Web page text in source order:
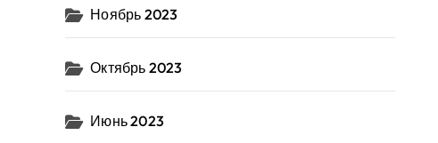
Ноябрь 2023
Октябрь 2023
Июнь 2023